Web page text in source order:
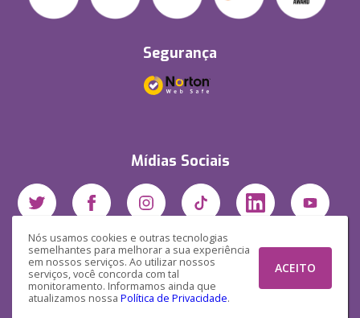
Nós usamos cookies e outras tecnologias
semelhantes para melhorar a sua experiência
em nossos serviços. Ao utilizar nossos
serviços, você concorda com tal
monitoramento. Informamos ainda que
atualizamos nossa Política de Privacidade.
ACEITO
Segurança
Mídias Sociais